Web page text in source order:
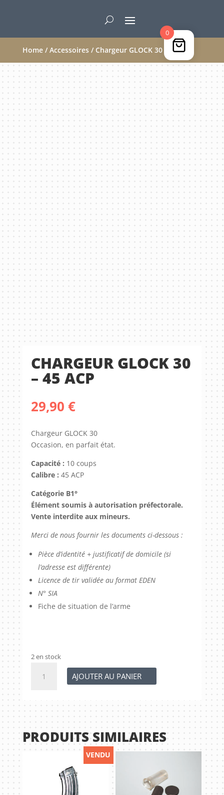
Home/ Accessoires/ Chargeur GLOCK 30 – 45 ACP
CHARGEUR GLOCK 30
– 45 ACP
29,90 €
Chargeur GLOCK 30
Occasion, en parfait état.
Capacité : 10 coups
Calibre : 45 ACP
Catégorie B1°
Élément soumis à autorisation préfectorale.
Vente interdite aux mineurs.
Merci de nous fournir les documents ci-dessous :
Pièce d’identité + justificatif de domicile (si
l’adresse est différente)
Licence de tir validée au format EDEN
N° SIA
Fiche de situation de l’arme
2 en stock
GLOCK
30
-
45
ACP
AJOUTER AU PANIER
PRODUITS SIMILAIRES
VENDU
0